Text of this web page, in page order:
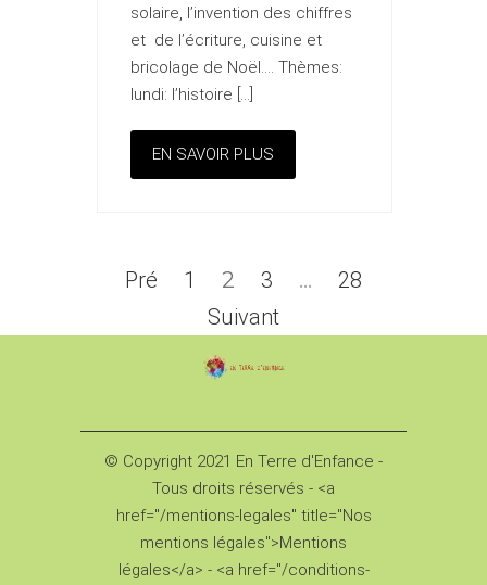
solaire, l’invention des chiffres
et de l’écriture, cuisine et
bricolage de Noël…. Thèmes:
lundi: l’histoire […]
EN SAVOIR PLUS
Pré 1 2 3 …
28
Suivant
© Copyright 2021 En Terre d'Enfance -
Tous droits réservés - <a
href="/mentions-legales" title="Nos
mentions légales">Mentions
légales</a> - <a href="/conditions-